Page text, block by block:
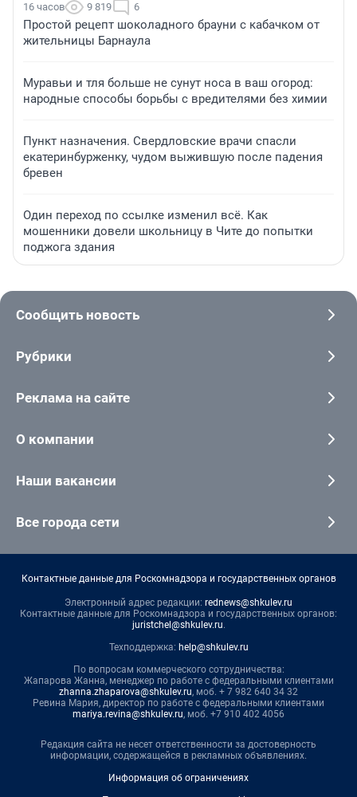
16 часов 9 819 6
Простой рецепт шоколадного брауни с кабачком от
жительницы Барнаула
Муравьи и тля больше не сунут носа в ваш огород:
народные способы борьбы с вредителями без химии
Пункт назначения. Свердловские врачи спасли
екатеринбурженку, чудом выжившую после падения
бревен
Один переход по ссылке изменил всё. Как
мошенники довели школьницу в Чите до попытки
поджога здания
Сообщить новость
Рубрики
Реклама на сайте
О компании
Наши вакансии
Все города сети
Контактные данные для Роскомнадзора и государственных органов
Электронный адрес редакции: rednews@shkulev.ru
Контактные данные для Роскомнадзора и государственных органов:
juristchel@shkulev.ru.
Техподдержка: help@shkulev.ru
По вопросам коммерческого сотрудничества:
Жапарова Жанна, менеджер по работе с федеральными клиентами
zhanna.zhaparova@shkulev.ru, моб. + 7 982 640 34 32
Ревина Мария, директор по работе с федеральными клиентами
mariya.revina@shkulev.ru, моб. +7 910 402 4056
Редакция сайта не несет ответственности за достоверность
информации, содержащейся в рекламных объявлениях.
Информация об ограничениях